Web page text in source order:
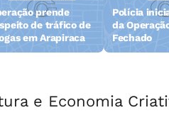
prende
de tráfico de
em Arapiraca
Polícia
da
Fechado
e Economia